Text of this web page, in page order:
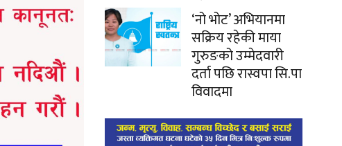
‘नो भोट’ अभियानमा
सक्रिय रहेकी माया
गुरुङको उम्मेदवारी
दर्ता पछि रास्वपा सि.पा
विवादमा